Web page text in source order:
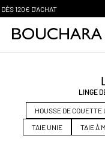
LINGE
HOUSSE DE COUETTE
TAIE UNIE
TAIE À